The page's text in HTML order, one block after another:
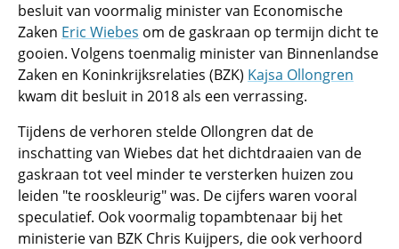
besluit van voormalig minister van Economische
Zaken Eric Wiebes om de gaskraan op termijn dicht te
gooien. Volgens toenmalig minister van Binnenlandse
Zaken en Koninkrijksrelaties (BZK) Kajsa Ollongren
kwam dit besluit in 2018 als een verrassing.
Tijdens de verhoren stelde Ollongren dat de
inschatting van Wiebes dat het dichtdraaien van de
gaskraan tot veel minder te versterken huizen zou
leiden "te rooskleurig" was. De cijfers waren vooral
speculatief. Ook voormalig topambtenaar bij het
ministerie van BZK Chris Kuijpers, die ook verhoord